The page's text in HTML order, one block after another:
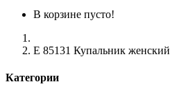
В корзине пусто!
Е 85131 Купальник женский
Категории